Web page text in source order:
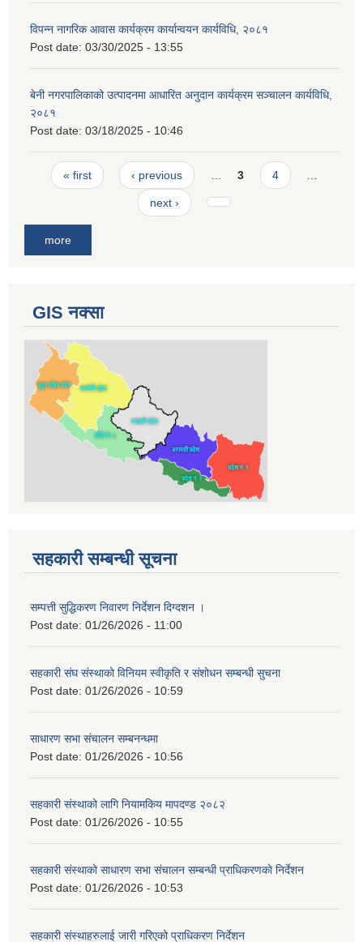
विपन्न नागरिक आवास कार्यक्रम कार्यान्वयन कार्यविधि, २०८१
Post date: 03/30/2025 - 13:55
बेनी नगरपालिकाको उत्पादनमा आधारित अनुदान कार्यक्रम सञ्‍चालन कार्यविधि,
२०८१
Post date: 03/18/2025 - 10:46
Pages
« first ‹ previous 3 4
next ›
more
GIS नक्सा
सहकारी सम्बन्धी सूचना
सम्पत्ती सुद्धिकरण निवारण निर्देशन दिग्दशन ।
Post date: 01/26/2026 - 11:00
सहकारी संघ संस्थाको विनियम स्वीकृति र संशोधन सम्बन्धी सुचना
Post date: 01/26/2026 - 10:59
साधारण सभा संचालन सम्बनन्धमा
Post date: 01/26/2026 - 10:56
सहकारी संस्थाको लागि नियामकिय मापदण्ड २०८२
Post date: 01/26/2026 - 10:55
सहकारी संस्थाको साधारण सभा संचालन सम्बन्धी प्राधिकरणको निर्देशन
Post date: 01/26/2026 - 10:53
सहकारी संस्थाहरुलाई जारी गरिएको प्राधिकरण निर्देशन